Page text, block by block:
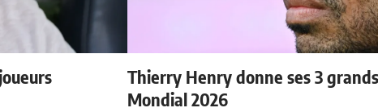
Thierry Henry donne ses 3
Mondial 2026